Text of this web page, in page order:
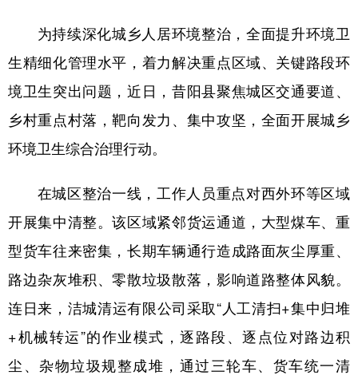
北京 天津 河北 山西
辽宁 吉林 上海 江苏
浙江 安徽 福建 江西
山东 河南
广东 广西 海南 重庆
四川 贵州 云南 西藏
陕西 甘肃 青海 宁夏
新疆 内蒙古 黑龙江
为持续深化城乡人居环境整治，全面提升环境卫
生精细化管理水平，着力解决重点区域、关键路段环
境卫生突出问题，近日，昔阳县聚焦城区交通要道、
乡村重点村落，靶向发力、集中攻坚，全面开展城乡
环境卫生综合治理行动。
在城区整治一线，工作人员重点对西外环等区域
开展集中清整。该区域紧邻货运通道，大型煤车、重
型货车往来密集，长期车辆通行造成路面灰尘厚重、
路边杂灰堆积、零散垃圾散落，影响道路整体风貌。
连日来，洁城清运有限公司采取“人工清扫+集中归堆
+机械转运”的作业模式，逐路段、逐点位对路边积
尘、杂物垃圾规整成堆，通过三轮车、货车统一清